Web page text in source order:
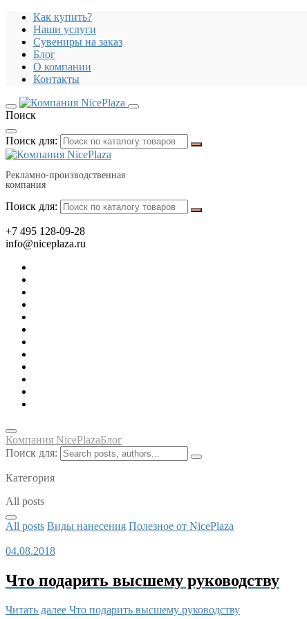
Как купить?
Наши услуги
Сувениры на заказ
Блог
О компании
Контакты
Поиск
Поиск для:
Рекламно-производственная
компания
Поиск для:
+7 495 128-09-28
info@niceplaza.ru
Компания NicePlazaБлог
Поиск для:
Категория
All posts
All posts Виды нанесения Полезное от NicePlaza
04.08.2018
Что подарить высшему руководству
Читать далее Что подарить высшему руководству